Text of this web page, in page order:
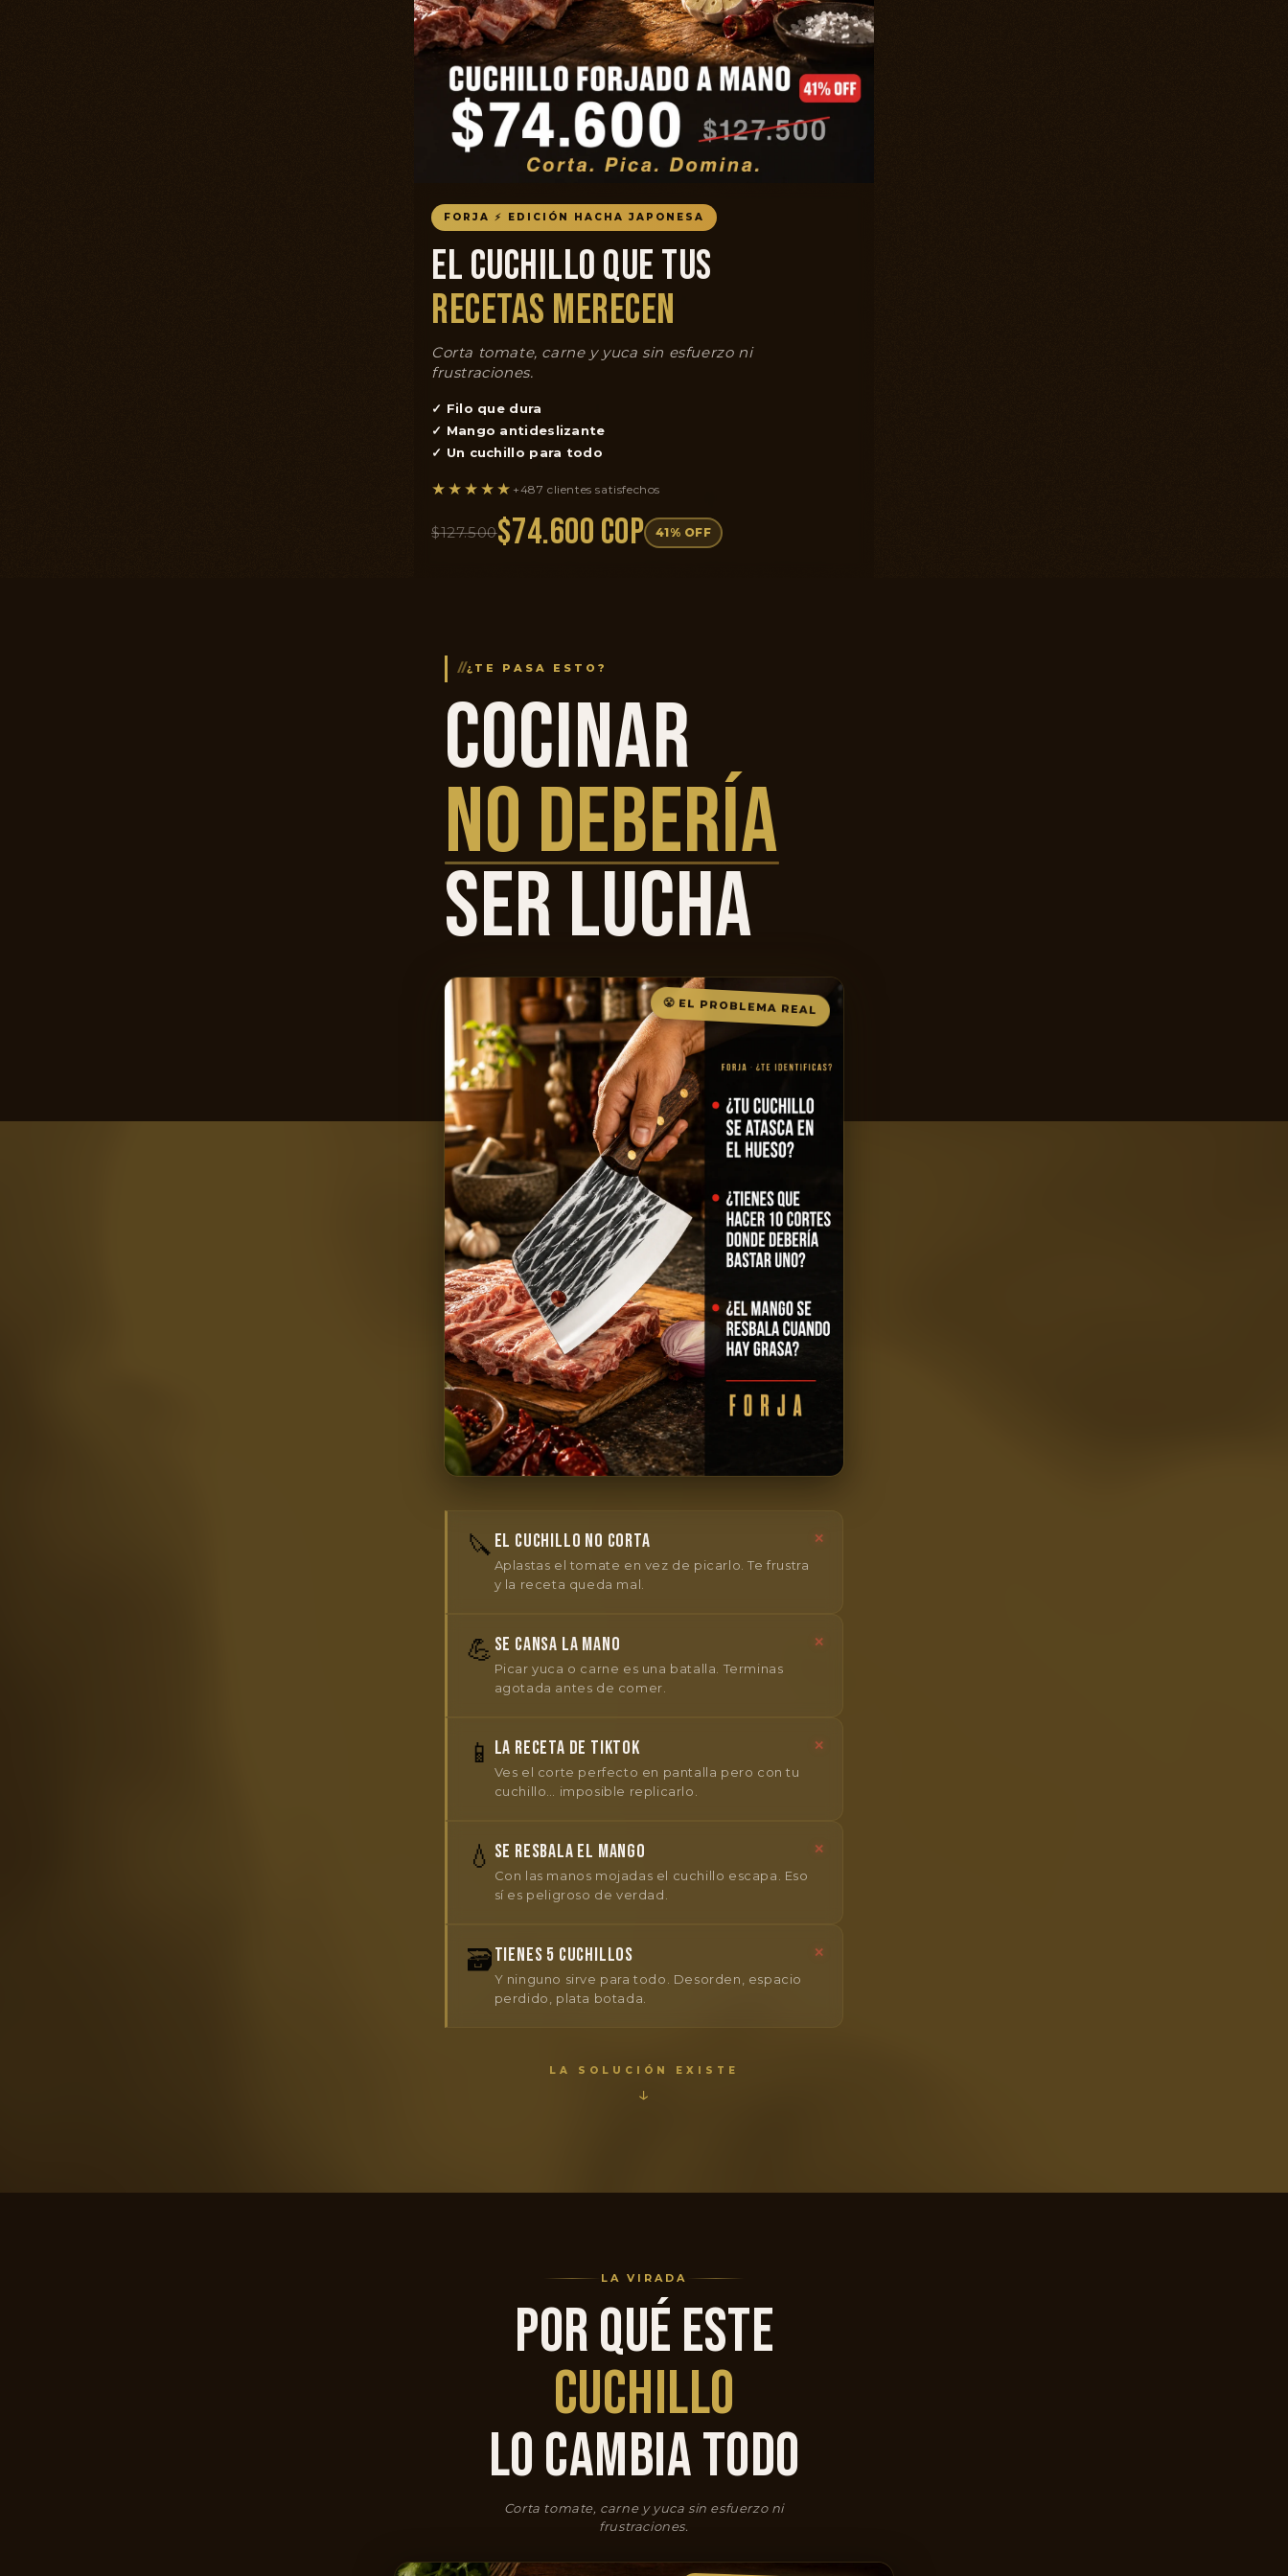
FORJA ⚡ EDICIÓN HACHA JAPONESA
EL CUCHILLO QUE TUS
RECETAS MERECEN
Corta tomate, carne y yuca sin esfuerzo ni
frustraciones.
✓ Filo que dura
✓ Mango antideslizante
✓ Un cuchillo para todo
★★★★★ +487 clientes satisfechos
$127.500$74.600 COP 41% OFF
//¿TE PASA ESTO?
COCINAR
NO DEBERÍA
SER LUCHA
😤 EL PROBLEMA REAL
🔪 EL CUCHILLO NO CORTA
Aplastas el tomate en vez de picarlo. Te frustra
y la receta queda mal.
✕
💪 SE CANSA LA MANO
Picar yuca o carne es una batalla. Terminas
agotada antes de comer.
✕
📱 LA RECETA DE TIKTOK
Ves el corte perfecto en pantalla pero con tu
cuchillo… imposible replicarlo.
✕
💧 SE RESBALA EL MANGO
Con las manos mojadas el cuchillo escapa. Eso
sí es peligroso de verdad.
✕
🗃️TIENES 5 CUCHILLOS
Y ninguno sirve para todo. Desorden, espacio
perdido, plata botada.
✕
LA SOLUCIÓN EXISTE
↓
LA VIRADA
POR QUÉ ESTE
CUCHILLO
LO CAMBIA TODO
Corta tomate, carne y yuca sin esfuerzo ni
frustraciones.